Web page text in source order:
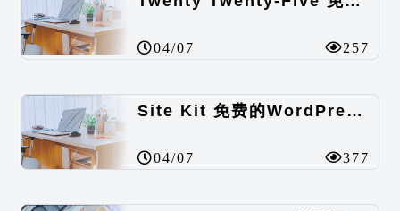
04/07 257
Site Kit 免费的WordPress数据统计插件
04/07 377